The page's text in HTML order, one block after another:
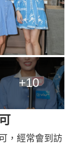
+10
，經常會到訪